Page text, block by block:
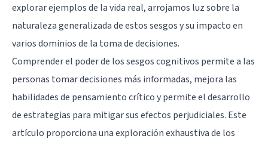
explorar ejemplos de la vida real, arrojamos luz sobre la
naturaleza generalizada de estos sesgos y su impacto en
varios dominios de la toma de decisiones.
Comprender el poder de los sesgos cognitivos permite a las
personas tomar decisiones más informadas, mejora las
habilidades de pensamiento crítico y permite el desarrollo
de estrategias para mitigar sus efectos perjudiciales. Este
artículo proporciona una exploración exhaustiva de los